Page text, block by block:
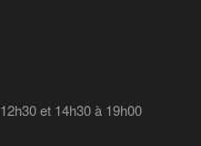
et 14h30 à 19h00